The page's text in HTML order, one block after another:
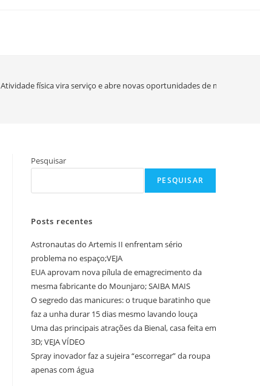
Atividade física vira serviço e abre novas oportunidades de mercado
Pesquisar
PESQUISAR
Posts recentes
Astronautas do Artemis II enfrentam sério
problema no espaço;VEJA
EUA aprovam nova pílula de emagrecimento da
mesma fabricante do Mounjaro; SAIBA MAIS
O segredo das manicures: o truque baratinho que
faz a unha durar 15 dias mesmo lavando louça
Uma das principais atrações da Bienal, casa feita em
3D; VEJA VÍDEO
Spray inovador faz a sujeira “escorregar” da roupa
apenas com água